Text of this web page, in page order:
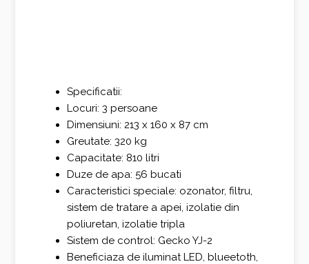
Specificatii:
Locuri: 3 persoane
Dimensiuni: 213 x 160 x 87 cm
Greutate: 320 kg
Capacitate: 810 litri
Duze de apa: 56 bucati
Caracteristici speciale: ozonator, filtru,
sistem de tratare a apei, izolatie din
poliuretan, izolatie tripla
Sistem de control: Gecko YJ-2
Beneficiaza de iluminat LED, blueetoth,